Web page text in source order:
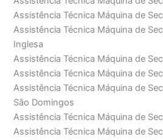
Assistência Técnica Máquina de
Assistência Técnica Máquina de
Inglesa
Assistência Técnica Máquina de
Assistência Técnica Máquina de
Assistência Técnica Máquina de
São Domingos
Assistência Técnica Máquina de
Assistência Técnica Máquina de